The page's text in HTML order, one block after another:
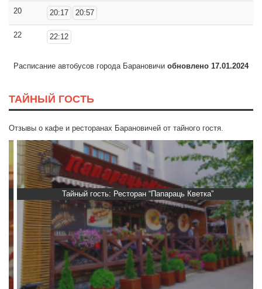
20 20:17 20:57
22 22:12
Расписание автобусов города Барановичи обновлено 17.01.2024
ТАЙНЫЙ ГОСТЬ
Отзывы о кафе и ресторанах Барановичей от тайного гостя.
Тайный гость: Ресторан “Папараць Кветка”